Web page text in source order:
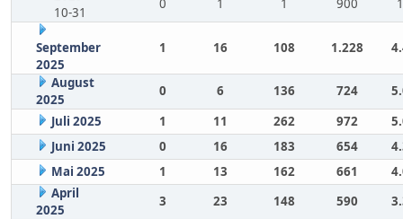
10-31
0 1 1 900
September
2025
1 16 108 1.228
August
2025
0 6 136 724
Juli 2025
1 11 262 972
Juni 2025
0 16 183 654
Mai 2025
1 13 162 661
April
2025
3 23 148 590